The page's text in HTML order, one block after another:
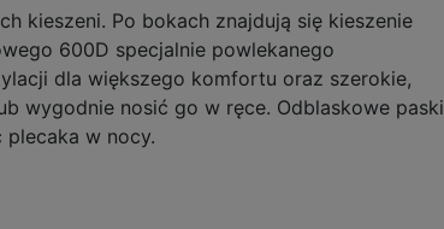
kieszeni. Po bokach znajdują się kieszenie
600D specjalnie powlekanego
dla większego komfortu oraz szerokie,
wygodnie nosić go w ręce. Odblaskowe paski
w nocy.